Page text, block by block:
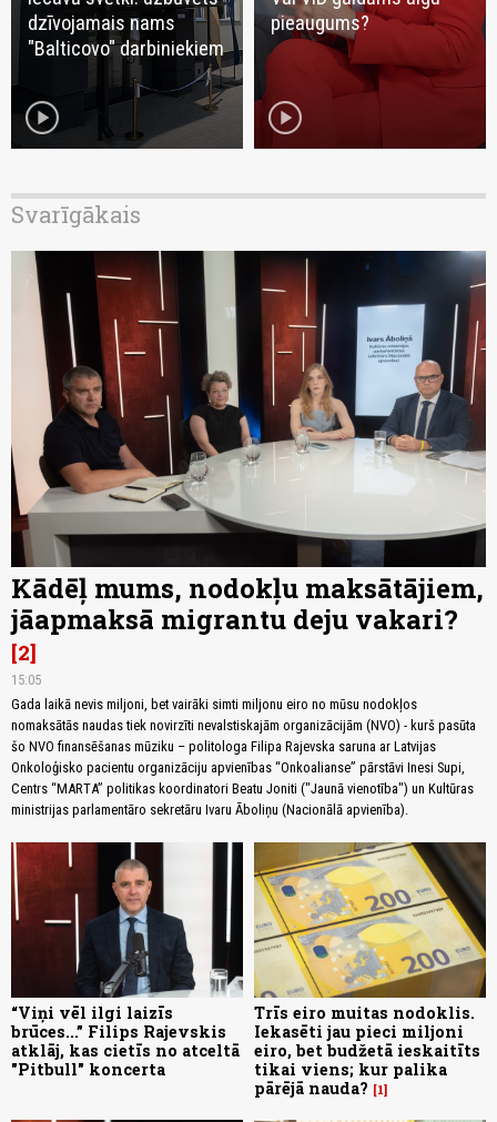
dzīvojamais nams
"Balticovo" darbiniekiem
play_circle
pieaugums?
play_circle
Svarīgākais
Kādēļ mums, nodokļu maksātājiem,
jāapmaksā migrantu deju vakari?
2
15:05
Gada laikā nevis miljoni, bet vairāki simti miljonu eiro no mūsu nodokļos
nomaksātās naudas tiek novirzīti nevalstiskajām organizācijām (NVO) - kurš pasūta
šo NVO finansēšanas mūziku – politologa Filipa Rajevska saruna ar Latvijas
Onkoloģisko pacientu organizāciju apvienības “Onkoalianse” pārstāvi Inesi Supi,
Centrs “MARTA” politikas koordinatori Beatu Joniti ("Jaunā vienotība") un Kultūras
ministrijas parlamentāro sekretāru Ivaru Āboliņu (Nacionālā apvienība).
“Viņi vēl ilgi laizīs
brūces...” Filips Rajevskis
atklāj, kas cietīs no atceltā
"Pitbull" koncerta
Trīs eiro muitas nodoklis.
Iekasēti jau pieci miljoni
eiro, bet budžetā ieskaitīts
tikai viens; kur palika
pārējā nauda?
1